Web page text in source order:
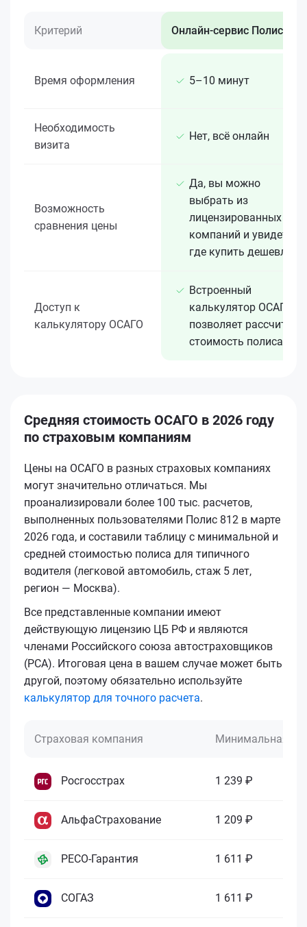
Критерий Онлайн-сервис Полис 812
Время оформления 5–10 минут
Необходимость
визита
Нет, всё онлайн
Возможность
сравнения цены
Да, вы можно
выбрать из
лицензированных 15+
компаний и увидеть,
где купить дешевле
Доступ к
калькулятору ОСАГО
Встроенный
калькулятор ОСАГО
позволяет рассчитать
стоимость полиса
Средняя стоимость ОСАГО в 2026 году
по страховым компаниям
Цены на ОСАГО в разных страховых компаниях
могут значительно отличаться. Мы
проанализировали более 100 тыс. расчетов,
выполненных пользователями Полис 812 в марте
2026 года, и составили таблицу с минимальной и
средней стоимостью полиса для типичного
водителя (легковой автомобиль, стаж 5 лет,
регион — Москва).
Все представленные компании имеют
действующую лицензию ЦБ РФ и являются
членами Российского союза автостраховщиков
(РСА). Итоговая цена в вашем случае может быть
другой, поэтому обязательно используйте
калькулятор для точного расчета.
Страховая компания Минимальная
Росгосстрах 1 239 ₽
АльфаСтрахование 1 209 ₽
РЕСО-Гарантия 1 611 ₽
СОГАЗ 1 611 ₽